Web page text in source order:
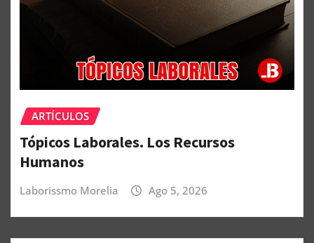
ARTÍCULOS
Tópicos Laborales. Los Recursos
Humanos
Laborissmo Morelia Ago 5, 2026